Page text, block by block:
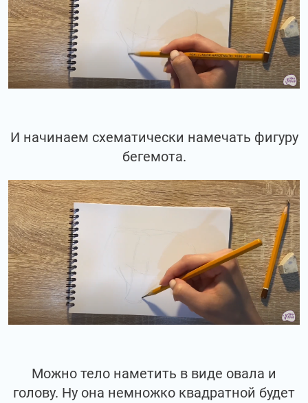
И начинаем схематически намечать фигуру
бегемота.
Можно тело наметить в виде овала и
голову. Ну она немножко квадратной будет